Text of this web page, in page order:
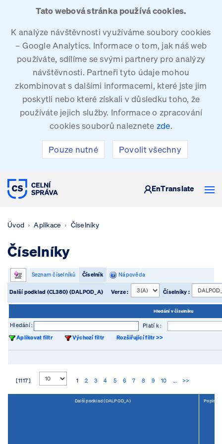
Tato webová stránka používá cookies.
K analýze návštěvnosti využíváme soubory cookies
– Google Analytics. Informace o tom, jak náš web
používáte, sdílíme se svými partnery pro analýzy
návštěvnosti. Partneři tyto údaje mohou
zkombinovat s dalšími informacemi, které jste jim
poskytli nebo které získali v důsledku toho, že
používáte jejich služby. Informace o zpracování
cookies souborů naleznete zde.
Pouze nutné Povolit všechny
CELNÍ SPRÁVA ČESKÉ REPUBLIKY
EnTranslate
Úvod Aplikace Číselníky
Číselníky
Seznam číselníků Číselník Nápověda
Další podklad (CL380) (DALPOD_A) Verze : Číselníky :
Hledání v číselníku
Hledání :
Platí k :
Aplikovat filtr
Výchozí filtr Rozšiřující filtr >>
[ 1117 ] 1 2 3 4 5 6 7 8 9 10 ... >>
Další podklad (DALPOD_A) Popis